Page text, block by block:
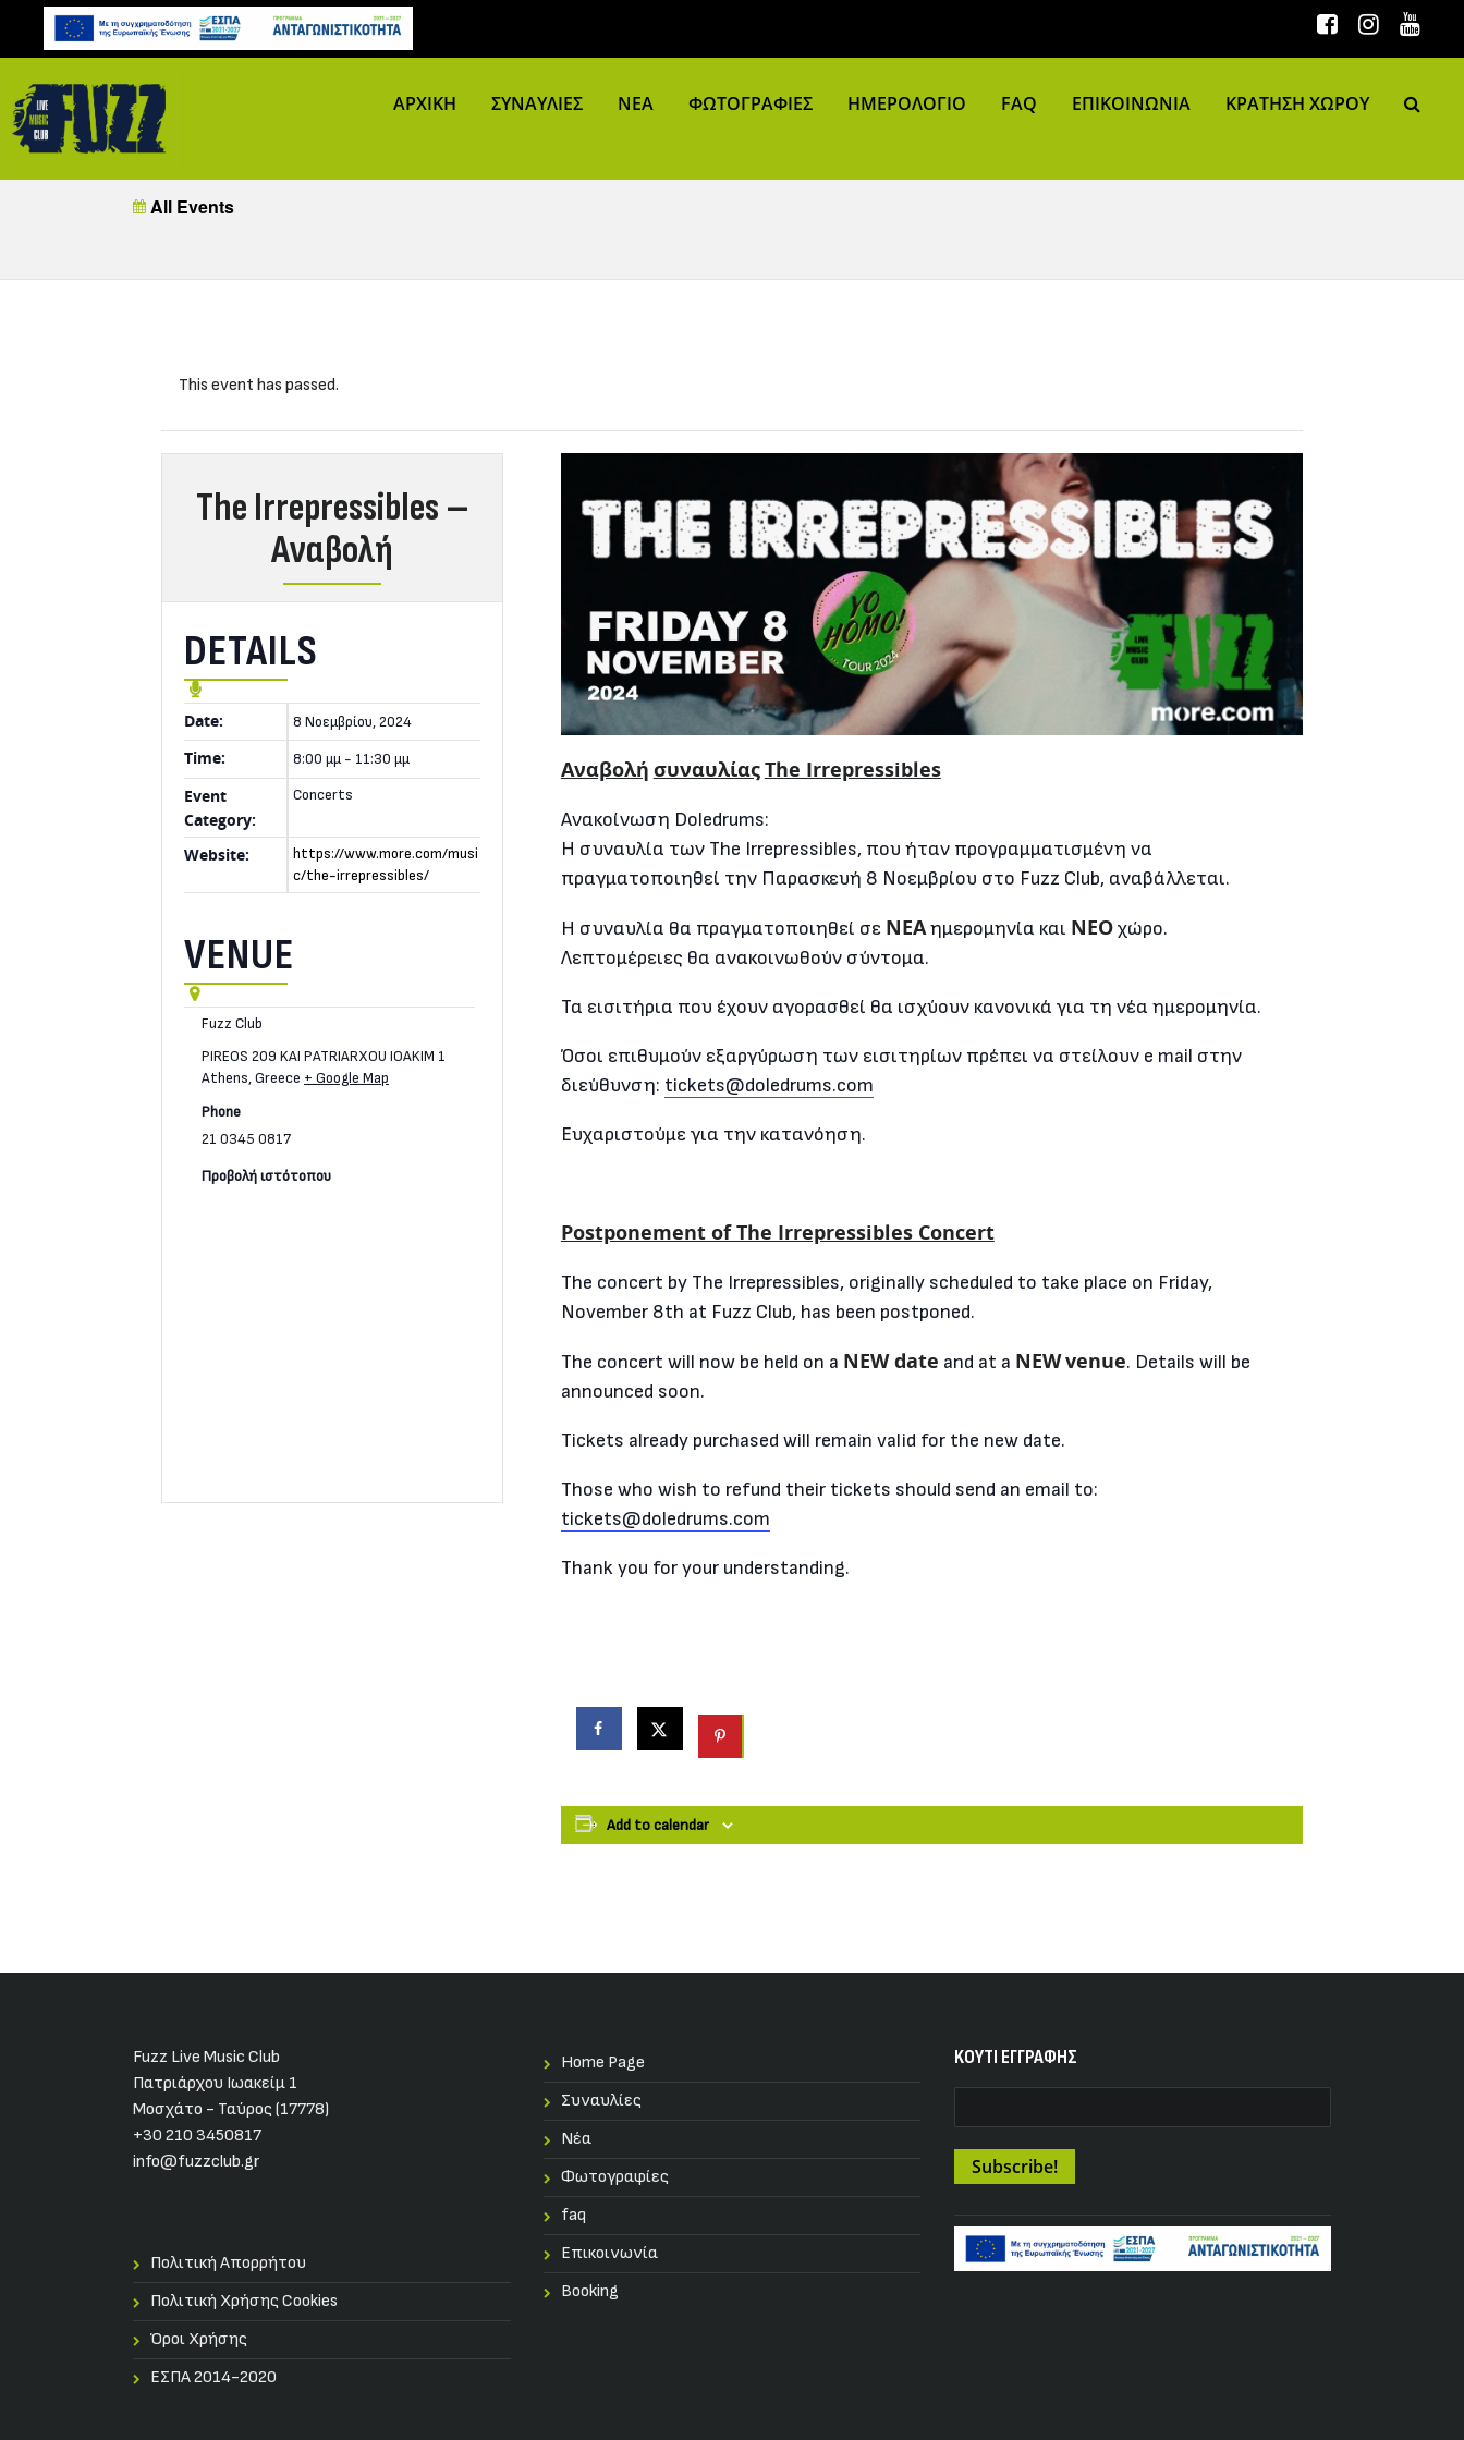
ΑΡΧΙΚΗ ΣΥΝΑΥΛΙΕΣ ΝΕΑ ΦΩΤΟΓΡΑΦΙΕΣ ΗΜΕΡΟΛΟΓΙΟ FAQ ΕΠΙΚΟΙΝΩΝΙΑ ΚΡΑΤΗΣΗ ΧΩΡΟΥ
All Events
This event has passed.
The Irrepressibles –
Αναβολή
DETAILS
Date: 8 Νοεμβρίου, 2024
Time: 8:00 μμ - 11:30 μμ
Event
Category:
Concerts
Website:
https://www.more.com/musi
c/the-irrepressibles/
VENUE
Fuzz Club
PIREOS 209 KAI PATRIARXOU IOAKIM 1
Athens,Greece + Google Map
Phone
21 0345 0817
Αναβολή συναυλίαςThe Irrepressibles
Aνακοίνωση Doledrums:
Η συναυλία των The Irrepressibles, που ήταν προγραμματισμένη να
πραγματοποιηθεί την Παρασκευή 8 Νοεμβρίου στο Fuzz Club, αναβάλλεται.
Η συναυλία θα πραγματοποιηθεί σε ΝΕΑημερομηνία και ΝΕΟχώρο.
Λεπτομέρειες θα ανακοινωθούν σύντομα.
Τα εισιτήρια που έχουν αγορασθεί θα ισχύουν κανονικά για τη νέα ημερομηνία.
Όσοι επιθυμούν εξαργύρωση των εισιτηρίων πρέπει να στείλουν e mail στην
διεύθυνση: tickets@doledrums.com
Ευχαριστούμε για την κατανόηση.
Postponement of The Irrepressibles Concert
The concert by The Irrepressibles, originally scheduled to take place on Friday,
November 8th at Fuzz Club, has been postponed.
The concert will now be held on a NEW date and at a NEWvenue. Details will be
announced soon.
Tickets already purchased will remain valid for the new date.
Those who wish to refund their tickets should send an email to:
tickets@doledrums.com
Thank you for your understanding.
Add to calendar
Fuzz Live Music Club
Πατριάρχου Ιωακείμ 1
Μοσχάτο - Ταύρος (17778)
+30 210 3450817
info@fuzzclub.gr
Πολιτική Απορρήτου
Πολιτική Χρήσης Cookies
Όροι Χρήσης
ΕΣΠΑ 2014-2020
Home Page
Συναυλίες
Nέα
Φωτογραφίες
faq
Επικοινωνία
Booking
KOYTI ΕΓΓΡΑΦΗΣ